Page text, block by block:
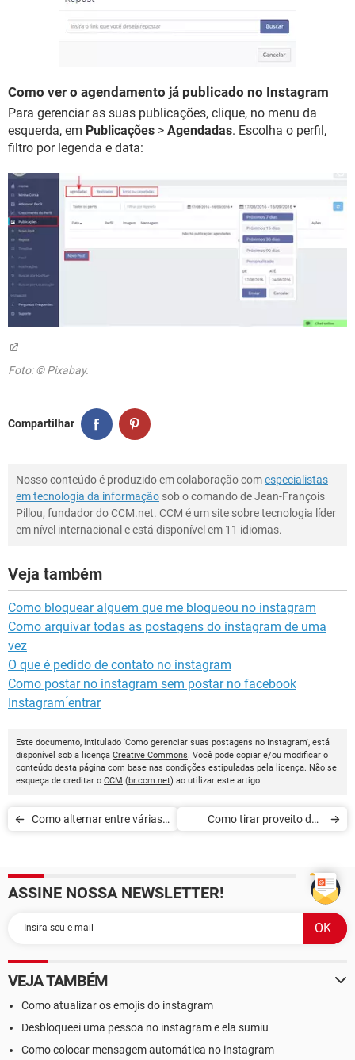
Como ver o agendamento já publicado no Instagram
Para gerenciar as suas publicações, clique, no menu da
esquerda, em Publicações > Agendadas. Escolha o perfil,
filtro por legenda e data:
Foto: © Pixabay.
Compartilhar
Nosso conteúdo é produzido em colaboração comespecialistas
em tecnologia da informação sob o comando de Jean-François
Pillou, fundador do CCM.net. CCM é um site sobre tecnologia líder
em nível internacional e está disponível em 11 idiomas.
Veja também
Como bloquear alguem que me bloqueou no instagram
Como arquivar todas as postagens do instagram de uma
vez
O que é pedido de contato no instagram
Como postar no instagram sem postar no facebook
Instagram ́entrar
Este documento, intitulado 'Como gerenciar suas postagens no Instagram', está
disponível sob a licença Creative Commons . Você pode copiar e/ou modificar o
conteúdo desta página com base nas condições estipuladas pela licença. Não se
esqueça de creditar o CCM (br.ccm.net) ao utilizar este artigo.
Como alternar entre várias
Como tirar proveito das
ASSINE NOSSA NEWSLETTER!
VEJA TAMBÉM
Como atualizar os emojis do instagram
Desbloqueei uma pessoa no instagram e ela sumiu
Como colocar mensagem automática no instagram